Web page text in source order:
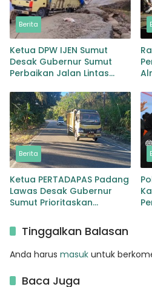
Berita
Ketua DPW IJEN Sumut
Desak Gubernur Sumut
Perbaikan Jalan Lintas
Lingga Bayu
Berita
Ketua PERTADAPAS Padang
Lawas Desak Gubernur
Sumut Prioritaskan
Sibuhuan–Gunungtua
Tinggalkan Balasan
Anda harus masuk untuk
Baca Juga